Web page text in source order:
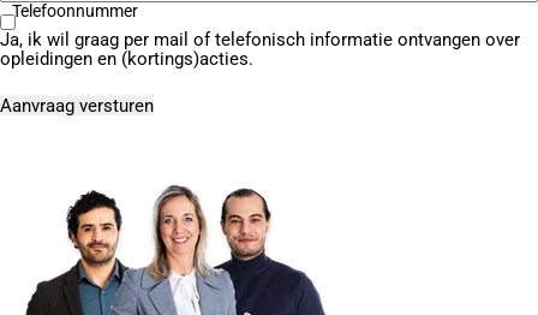
Telefoonnummer
Ja, ik wil graag per mail of telefonisch informatie ontvangen over
opleidingen en (kortings)acties.